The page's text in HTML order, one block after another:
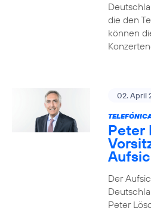
die den
können
02. April
Peter
Der
Peter